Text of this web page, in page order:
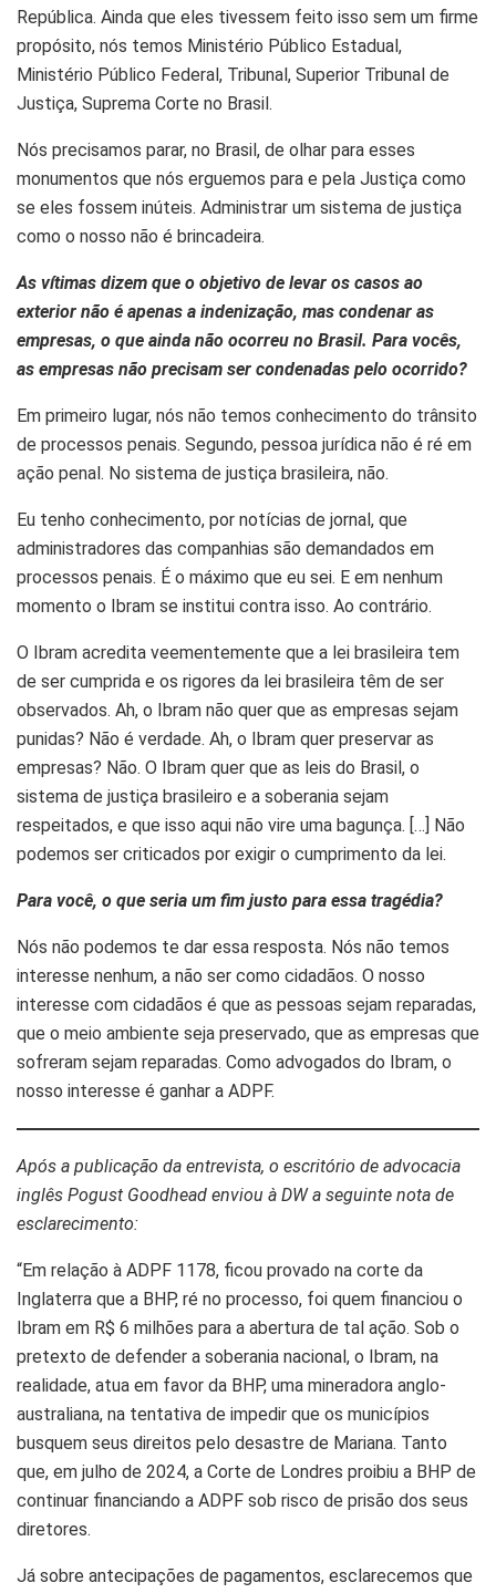
República. Ainda que eles tivessem feito isso sem um firme
propósito, nós temos Ministério Público Estadual,
Ministério Público Federal, Tribunal, Superior Tribunal de
Justiça, Suprema Corte no Brasil.
Nós precisamos parar, no Brasil, de olhar para esses
monumentos que nós erguemos para e pela Justiça como
se eles fossem inúteis. Administrar um sistema de justiça
como o nosso não é brincadeira.
As vítimas dizem que o objetivo de levar os casos ao
exterior não é apenas a indenização, mas condenar as
empresas, o que ainda não ocorreu no Brasil. Para vocês,
as empresas não precisam ser condenadas pelo ocorrido?
Em primeiro lugar, nós não temos conhecimento do trânsito
de processos penais. Segundo, pessoa jurídica não é ré em
ação penal. No sistema de justiça brasileira, não.
Eu tenho conhecimento, por notícias de jornal, que
administradores das companhias são demandados em
processos penais. É o máximo que eu sei. E em nenhum
momento o Ibram se institui contra isso. Ao contrário.
O Ibram acredita veementemente que a lei brasileira tem
de ser cumprida e os rigores da lei brasileira têm de ser
observados. Ah, o Ibram não quer que as empresas sejam
punidas? Não é verdade. Ah, o Ibram quer preservar as
empresas? Não. O Ibram quer que as leis do Brasil, o
sistema de justiça brasileiro e a soberania sejam
respeitados, e que isso aqui não vire uma bagunça. […] Não
podemos ser criticados por exigir o cumprimento da lei.
Para você, o que seria um fim justo para essa tragédia?
Nós não podemos te dar essa resposta. Nós não temos
interesse nenhum, a não ser como cidadãos. O nosso
interesse com cidadãos é que as pessoas sejam reparadas,
que o meio ambiente seja preservado, que as empresas que
sofreram sejam reparadas. Como advogados do Ibram, o
nosso interesse é ganhar a ADPF.
Após a publicação da entrevista, o escritório de advocacia
inglês Pogust Goodhead enviou à DW a seguinte nota de
esclarecimento:
“Em relação à ADPF 1178, ficou provado na corte da
Inglaterra que a BHP, ré no processo, foi quem financiou o
Ibram em R$ 6 milhões para a abertura de tal ação. Sob o
pretexto de defender a soberania nacional, o Ibram, na
realidade, atua em favor da BHP, uma mineradora anglo-
australiana, na tentativa de impedir que os municípios
busquem seus direitos pelo desastre de Mariana. Tanto
que, em julho de 2024, a Corte de Londres proibiu a BHP de
continuar financiando a ADPF sob risco de prisão dos seus
diretores.
Já sobre antecipações de pagamentos, esclarecemos que